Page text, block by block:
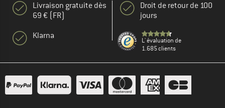
Livraison gratuite dès
69 € (FR)
Klarna
Droit de retour de 100
jours
L' évaluation de
1.685 clients